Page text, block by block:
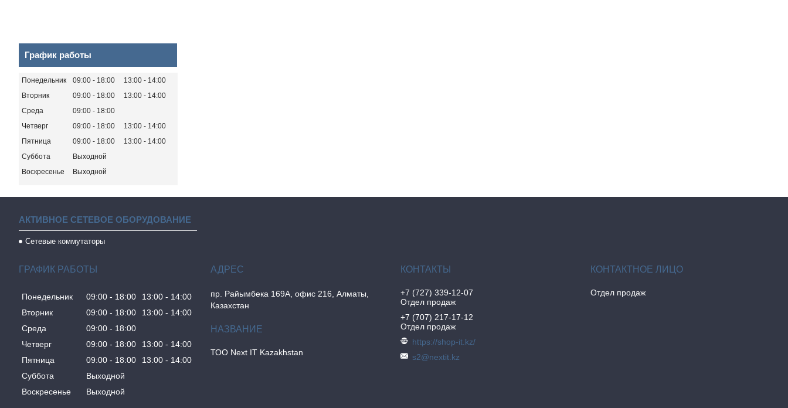
График работы
Понедельник 09:00 18:00 13:00
14:00
Вторник
09:00 18:00 13:00
14:00
Среда
09:00
18:00
Четверг
09:00 18:00 13:00
14:00
Пятница
09:00 18:00 13:00
14:00
Суббота
Выходной
Воскресенье
Выходной
АКТИВНОЕ СЕТЕВОЕ ОБОРУДОВАНИЕ
Сетевые коммутаторы
ГРАФИК РАБОТЫ
Понедельник 09:00 18:00 13:00
14:00
Вторник
09:00 18:00 13:00
14:00
Среда
09:00
18:00
Четверг
09:00 18:00 13:00
14:00
Пятница
09:00 18:00 13:00
14:00
Суббота
Выходной
Воскресенье
Выходной
пр. Райымбека 169А, офис 216, Алматы,
Казахстан
ТОО Next IT Kazakhstan
+7 (727) 339-12-07
Отдел продаж
+7 (707) 217-17-12
Отдел продаж
https://shop-it.kz/
s2@nextit.kz
Отдел продаж